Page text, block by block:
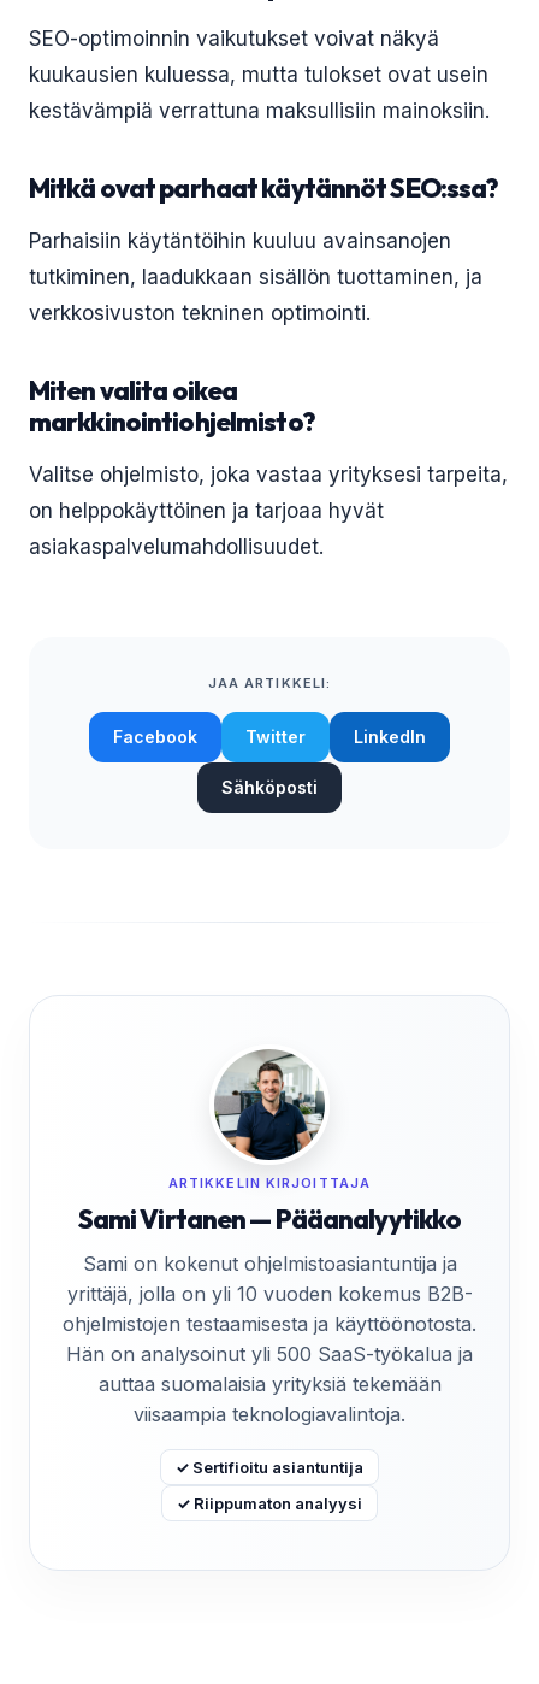
SEO-optimoinnin vaikutukset voivat näkyä
kuukausien kuluessa, mutta tulokset ovat usein
kestävämpiä verrattuna maksullisiin mainoksiin.
Mitkä ovat parhaat käytännöt SEO:ssa?
Parhaisiin käytäntöihin kuuluu avainsanojen
tutkiminen, laadukkaan sisällön tuottaminen, ja
verkkosivuston tekninen optimointi.
Miten valita oikea
markkinointiohjelmisto?
Valitse ohjelmisto, joka vastaa yrityksesi tarpeita,
on helppokäyttöinen ja tarjoaa hyvät
asiakaspalvelumahdollisuudet.
JAA ARTIKKELI:
Facebook Twitter LinkedIn
Sähköposti
ARTIKKELIN KIRJOITTAJA
Sami Virtanen — Pääanalyytikko
Sami on kokenut ohjelmistoasiantuntija ja
yrittäjä, jolla on yli 10 vuoden kokemus B2B-
ohjelmistojen testaamisesta ja käyttöönotosta.
Hän on analysoinut yli 500 SaaS-työkalua ja
auttaa suomalaisia yrityksiä tekemään
viisaampia teknologiavalintoja.
✓ Sertifioitu asiantuntija
✓ Riippumaton analyysi